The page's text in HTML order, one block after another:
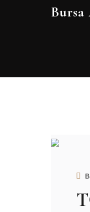
Bursa